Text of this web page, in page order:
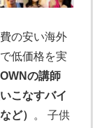
の安い海外
低価格を実
の講師
こなすバイ
ど）
。 子供